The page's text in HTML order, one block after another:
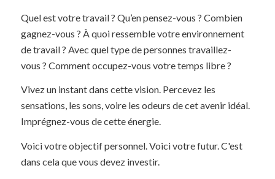
Quel est votre travail ? Qu’en pensez-vous ? Combien
gagnez-vous ? À quoi ressemble votre environnement
de travail ? Avec quel type de personnes travaillez-
vous ? Comment occupez-vous votre temps libre ?
Vivez un instant dans cette vision. Percevez les
sensations, les sons, voire les odeurs de cet avenir idéal.
Imprégnez-vous de cette énergie.
Voici votre objectif personnel. Voici votre futur. C'est
dans cela que vous devez investir.